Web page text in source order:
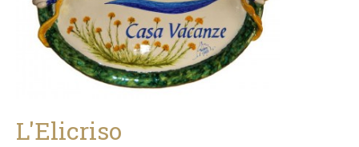
L'Elicriso